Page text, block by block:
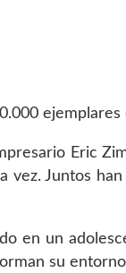
Eric
Juntos
en un
su